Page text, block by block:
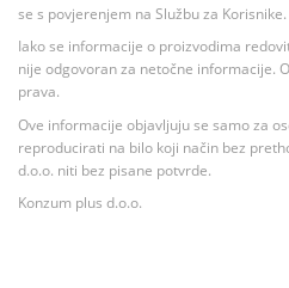
se s povjerenjem na Službu za Korisnike.
Iako se informacije o proizvodima
nije odgovoran za netočne informacije.
prava.
Ove informacije objavljuju se samo za
reproducirati na bilo koji način bez
d.o.o. niti bez pisane potvrde.
Konzum plus d.o.o.